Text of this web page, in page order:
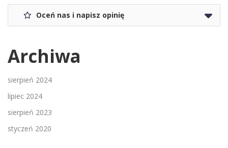
Oceń nas i napisz opinię
Archiwa
sierpień 2024
lipiec 2024
sierpień 2023
styczeń 2020